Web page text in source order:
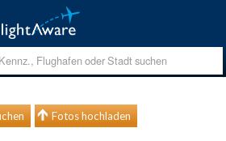
Fotos hochladen